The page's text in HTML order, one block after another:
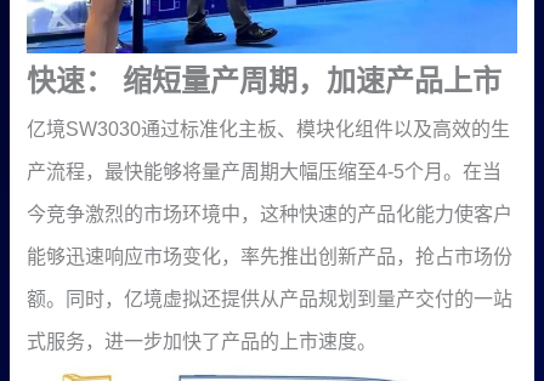
快速： 缩短量产周期，加速产品上市
亿境SW3030通过标准化主板、模块化组件以及高效的生
产流程，最快能够将量产周期大幅压缩至4-5个月。在当
今竞争激烈的市场环境中，这种快速的产品化能力使客户
能够迅速响应市场变化，率先推出创新产品，抢占市场份
额。同时，亿境虚拟还提供从产品规划到量产交付的一站
式服务，进一步加快了产品的上市速度。